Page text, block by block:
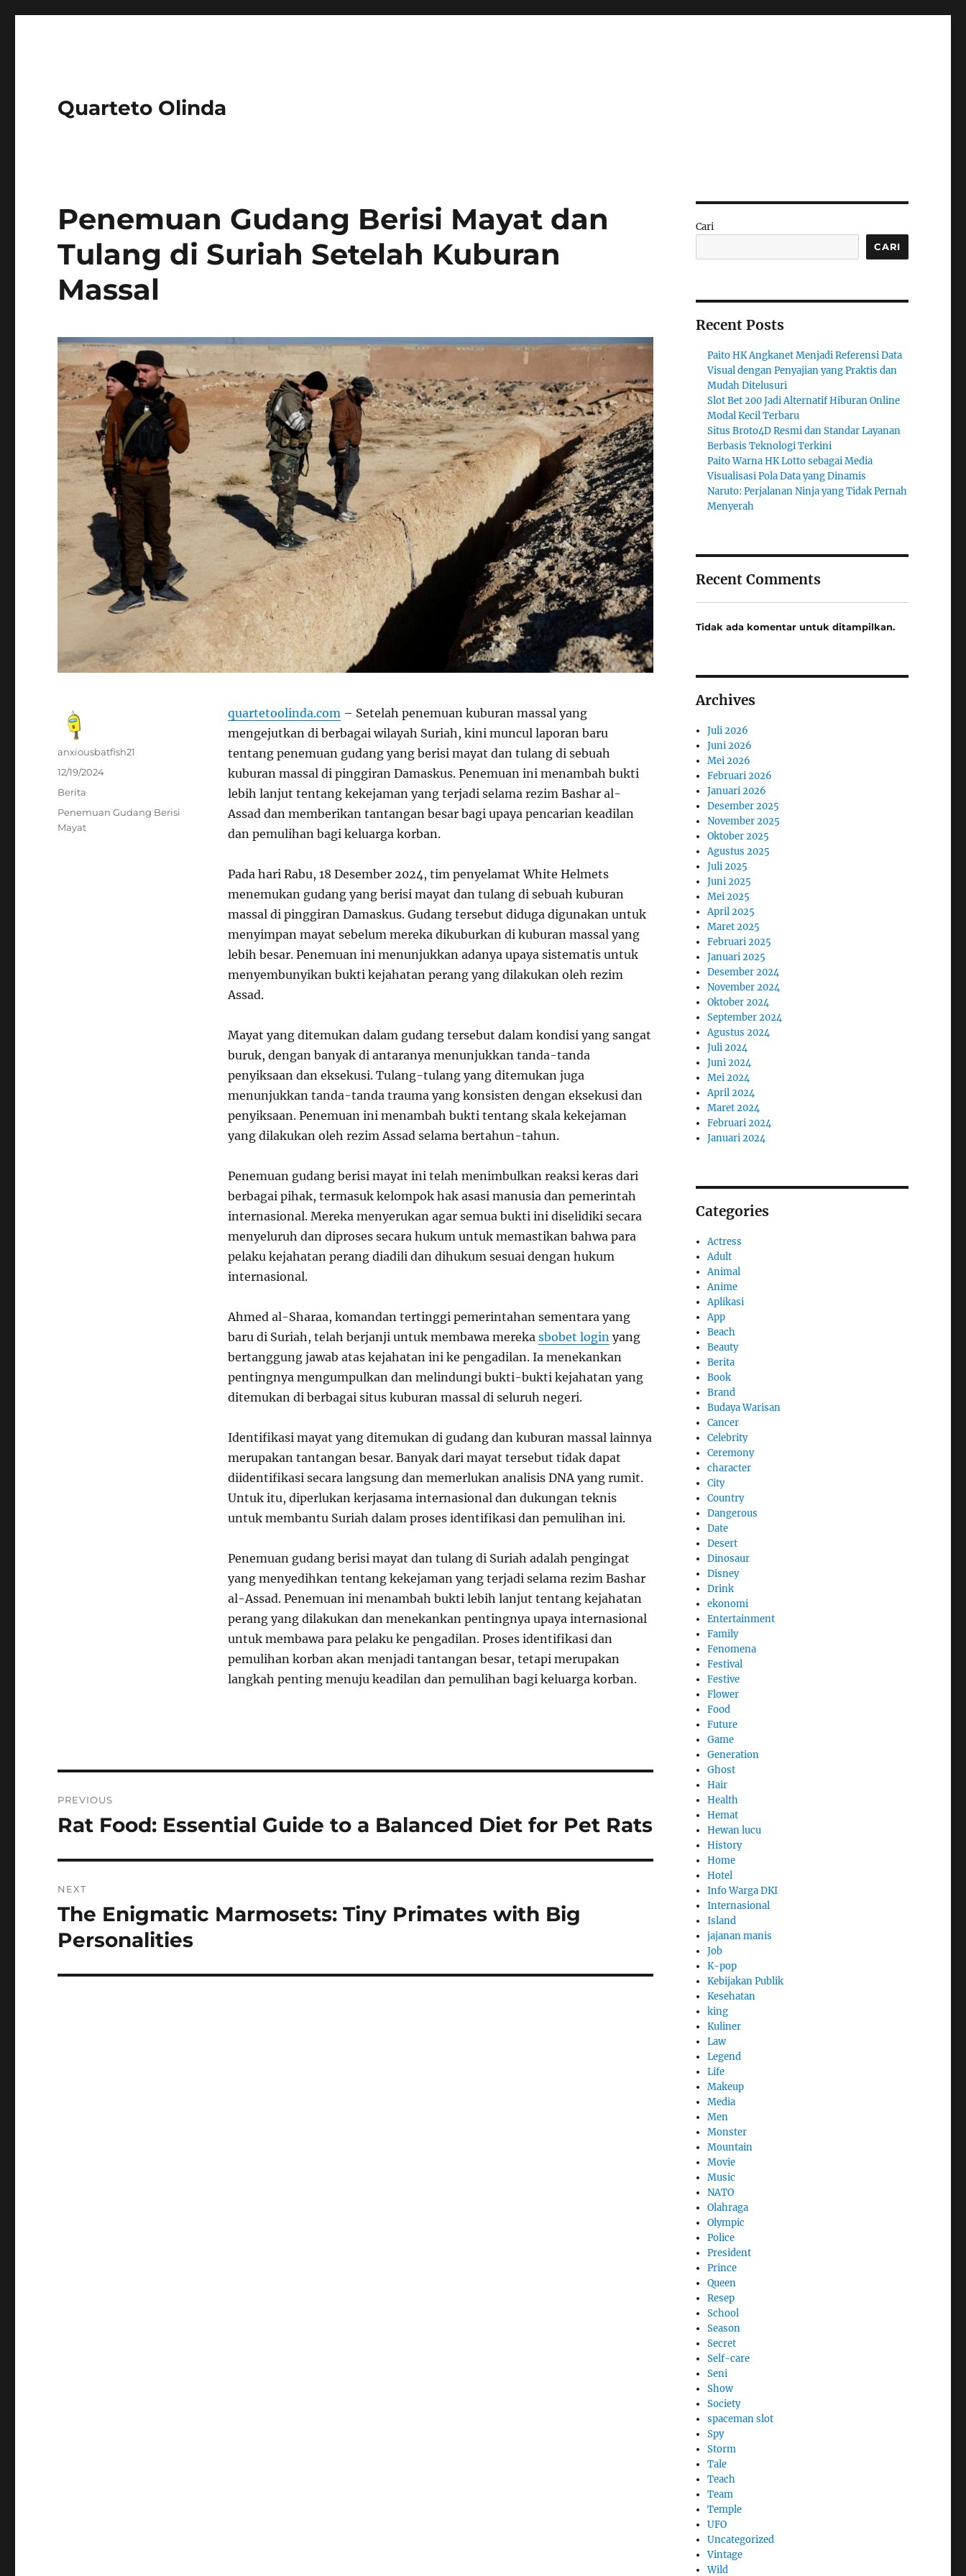
Quarteto Olinda
Penemuan Gudang Berisi Mayat dan
Tulang di Suriah Setelah Kuburan
Massal
quartetoolinda.com – Setelah penemuan kuburan massal yang
mengejutkan di berbagai wilayah Suriah, kini muncul laporan baru
tentang penemuan gudang yang berisi mayat dan tulang di sebuah
kuburan massal di pinggiran Damaskus. Penemuan ini menambah bukti
lebih lanjut tentang kekejaman yang terjadi selama rezim Bashar al-
Assad dan memberikan tantangan besar bagi upaya pencarian keadilan
dan pemulihan bagi keluarga korban.
Pada hari Rabu, 18 Desember 2024, tim penyelamat White Helmets
menemukan gudang yang berisi mayat dan tulang di sebuah kuburan
massal di pinggiran Damaskus. Gudang tersebut diduga digunakan untuk
menyimpan mayat sebelum mereka dikuburkan di kuburan massal yang
lebih besar. Penemuan ini menunjukkan adanya upaya sistematis untuk
menyembunyikan bukti kejahatan perang yang dilakukan oleh rezim
Assad.
Mayat yang ditemukan dalam gudang tersebut dalam kondisi yang sangat
buruk, dengan banyak di antaranya menunjukkan tanda-tanda
penyiksaan dan eksekusi. Tulang-tulang yang ditemukan juga
menunjukkan tanda-tanda trauma yang konsisten dengan eksekusi dan
penyiksaan. Penemuan ini menambah bukti tentang skala kekejaman
yang dilakukan oleh rezim Assad selama bertahun-tahun.
Penemuan gudang berisi mayat ini telah menimbulkan reaksi keras dari
berbagai pihak, termasuk kelompok hak asasi manusia dan pemerintah
internasional. Mereka menyerukan agar semua bukti ini diselidiki secara
menyeluruh dan diproses secara hukum untuk memastikan bahwa para
pelaku kejahatan perang diadili dan dihukum sesuai dengan hukum
internasional.
Ahmed al-Sharaa, komandan tertinggi pemerintahan sementara yang
baru di Suriah, telah berjanji untuk membawa mereka sbobet login yang
bertanggung jawab atas kejahatan ini ke pengadilan. Ia menekankan
pentingnya mengumpulkan dan melindungi bukti-bukti kejahatan yang
ditemukan di berbagai situs kuburan massal di seluruh negeri.
Identifikasi mayat yang ditemukan di gudang dan kuburan massal lainnya
merupakan tantangan besar. Banyak dari mayat tersebut tidak dapat
diidentifikasi secara langsung dan memerlukan analisis DNA yang rumit.
Untuk itu, diperlukan kerjasama internasional dan dukungan teknis
untuk membantu Suriah dalam proses identifikasi dan pemulihan ini.
Penemuan gudang berisi mayat dan tulang di Suriah adalah pengingat
yang menyedihkan tentang kekejaman yang terjadi selama rezim Bashar
al-Assad. Penemuan ini menambah bukti lebih lanjut tentang kejahatan
perang yang dilakukan dan menekankan pentingnya upaya internasional
untuk membawa para pelaku ke pengadilan. Proses identifikasi dan
pemulihan korban akan menjadi tantangan besar, tetapi merupakan
langkah penting menuju keadilan dan pemulihan bagi keluarga korban.
Author
anxiousbatfish21
Posted
12/19/2024
Categories
Berita
Tags
Penemuan Gudang Berisi
Mayat
pos
PREVIOUS
Previous
Rat Food: Essential Guide to a Balanced Diet for Pet Rats
NEXT
Next
post:
The Enigmatic Marmosets: Tiny Primates with Big
Personalities
Cari
CARI
Recent Posts
Paito HK Angkanet Menjadi Referensi Data
Visual dengan Penyajian yang Praktis dan
Mudah Ditelusuri
Slot Bet 200 Jadi Alternatif Hiburan Online
Modal Kecil Terbaru
Situs Broto4D Resmi dan Standar Layanan
Berbasis Teknologi Terkini
Paito Warna HK Lotto sebagai Media
Visualisasi Pola Data yang Dinamis
Naruto: Perjalanan Ninja yang Tidak Pernah
Menyerah
Recent Comments
Tidak ada komentar untuk ditampilkan.
Archives
Juli 2026
Juni 2026
Mei 2026
Februari 2026
Januari 2026
Desember 2025
November 2025
Oktober 2025
Agustus 2025
Juli 2025
Juni 2025
Mei 2025
April 2025
Maret 2025
Februari 2025
Januari 2025
Desember 2024
November 2024
Oktober 2024
September 2024
Agustus 2024
Juli 2024
Juni 2024
Mei 2024
April 2024
Maret 2024
Februari 2024
Januari 2024
Categories
Actress
Adult
Animal
Anime
Aplikasi
App
Beach
Beauty
Berita
Book
Brand
Budaya Warisan
Cancer
Celebrity
Ceremony
character
City
Country
Dangerous
Date
Desert
Dinosaur
Disney
Drink
ekonomi
Entertainment
Family
Fenomena
Festival
Festive
Flower
Food
Future
Game
Generation
Ghost
Hair
Health
Hemat
Hewan lucu
History
Home
Hotel
Info Warga DKI
Internasional
Island
jajanan manis
Job
K-pop
Kebijakan Publik
Kesehatan
king
Kuliner
Law
Legend
Life
Makeup
Media
Men
Monster
Mountain
Movie
Music
NATO
Olahraga
Olympic
Police
President
Prince
Queen
Resep
School
Season
Secret
Self-care
Seni
Show
Society
spaceman slot
Spy
Storm
Tale
Teach
Team
Temple
UFO
Uncategorized
Vintage
Wild